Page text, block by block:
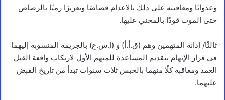
وعدوانًا ومعاقبته على ذلك بالاعدام قصاصًا وتعزيرًا رميًا بالرصاص
حتى الموت قودًا بالمجني عليها.
ثالثًا/ إدانة المتهمين وهم (ق.أ.أ) و (إ.س.ع) بالجريمة المنسوبة إليهما
في قرار الإتهام بتقديم المساعدة للمتهم الأول لارتكاب واقعة القتل
العمد ومعاقبة كلًا منهما بالحبس ثلاث سنوات تبدأ من تاريخ القبض
عليهما.